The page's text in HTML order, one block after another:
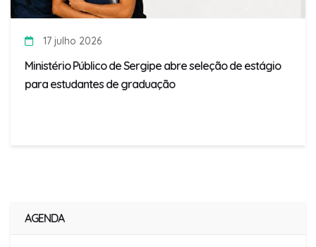
17 julho 2026
Ministério Público de Sergipe abre seleção de estágio
para estudantes de graduação
AGENDA